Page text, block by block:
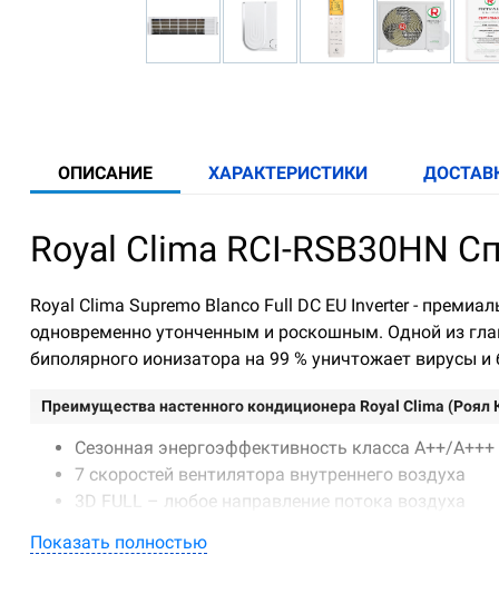
ОПИСАНИЕ ХАРАКТЕРИСТИКИ
Royal Clima RCI-RSB30HN
Royal Clima Supremo Blanco Full DC EU Inverter -
одновременно утонченным и роскошным. Одной из
биполярного ионизатора на 99 % уничтожает вирусы и
Преимущества настенного кондиционера Royal Clima (Роял
Сезонная энергоэффективность класса А++/A+++
7 скоростей вентилятора внутреннего воздуха
3D FULL – любое направление потока воздуха
Функция мягкого обдува
Показать полностью